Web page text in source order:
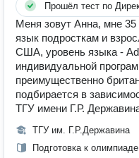
Прошёл тест по
Меня зовут Анна, мне 35
язык подросткам и
США, уровень языка -
индивидуальной
преимущественно
подбирается в
ТГУ имени Г.Р.
ТГУ им. Г.Р.Державина
Подготовка к олимпиаде